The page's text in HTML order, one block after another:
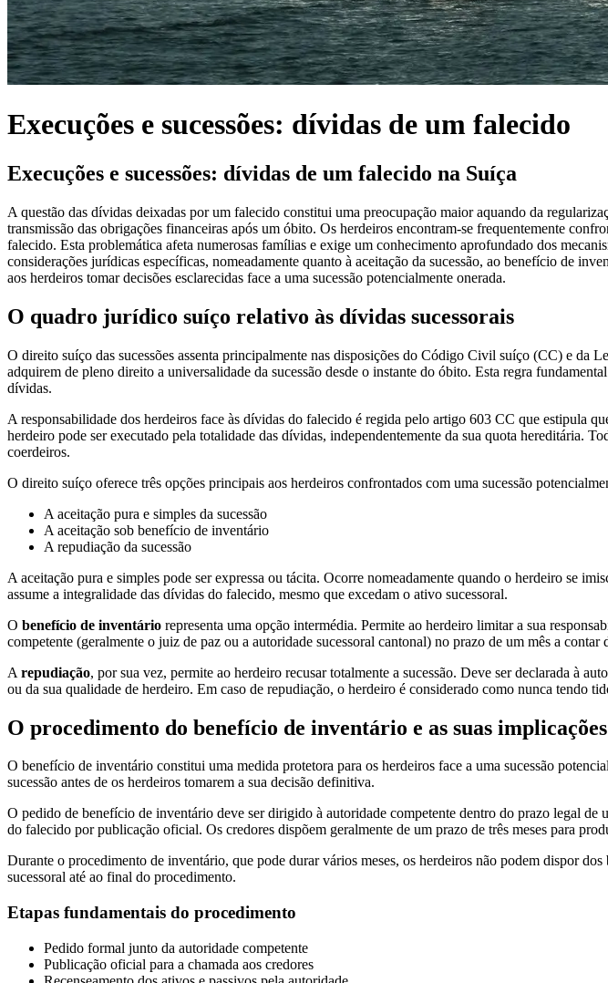
Execuções e sucessões: dívidas de um falecido
Execuções e sucessões: dívidas de um falecido na Suíça
A questão das dívidas deixadas por um falecido constitui uma preocupação maior aquando da
transmissão das obrigações financeiras após um óbito. Os herdeiros encontram-se frequentemente
falecido. Esta problemática afeta numerosas famílias e exige um conhecimento aprofundado dos
considerações jurídicas específicas, nomeadamente quanto à aceitação da sucessão, ao benefício de
aos herdeiros tomar decisões esclarecidas face a uma sucessão potencialmente onerada.
O quadro jurídico suíço relativo às dívidas sucessorais
O direito suíço das sucessões assenta principalmente nas disposições do Código Civil suíço (CC) e
adquirem de pleno direito a universalidade da sucessão desde o instante do óbito. Esta regra
dívidas.
A responsabilidade dos herdeiros face às dívidas do falecido é regida pelo artigo 603 CC que estipula
herdeiro pode ser executado pela totalidade das dívidas, independentemente da sua quota hereditária.
coerdeiros.
O direito suíço oferece três opções principais aos herdeiros confrontados com uma sucessão
A aceitação pura e simples da sucessão
A aceitação sob benefício de inventário
A repudiação da sucessão
A aceitação pura e simples pode ser expressa ou tácita. Ocorre nomeadamente quando o herdeiro se
assume a integralidade das dívidas do falecido, mesmo que excedam o ativo sucessoral.
O benefício de inventário representa uma opção intermédia. Permite ao herdeiro limitar a sua
competente (geralmente o juiz de paz ou a autoridade sucessoral cantonal) no prazo de um mês a
A repudiação, por sua vez, permite ao herdeiro recusar totalmente a sucessão. Deve ser declarada à
ou da sua qualidade de herdeiro. Em caso de repudiação, o herdeiro é considerado como nunca tendo
O procedimento do benefício de inventário e as suas implicações
O benefício de inventário constitui uma medida protetora para os herdeiros face a uma sucessão
sucessão antes de os herdeiros tomarem a sua decisão definitiva.
O pedido de benefício de inventário deve ser dirigido à autoridade competente dentro do prazo legal
do falecido por publicação oficial. Os credores dispõem geralmente de um prazo de três meses para
Durante o procedimento de inventário, que pode durar vários meses, os herdeiros não podem dispor
sucessoral até ao final do procedimento.
Etapas fundamentais do procedimento
Pedido formal junto da autoridade competente
Publicação oficial para a chamada aos credores